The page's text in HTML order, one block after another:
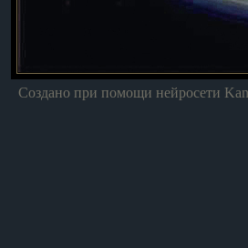
Создано при помощи нейросети